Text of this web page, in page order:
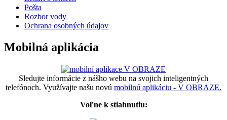
Pošta
Rozbor vody
Ochrana osobných údajov
Mobilná aplikácia
Sledujte informácie z nášho webu na svojich inteligentných
telefónoch. Využívajte našu novú mobilnú aplikáciu - V OBRAZE.
Voľne k stiahnutiu: